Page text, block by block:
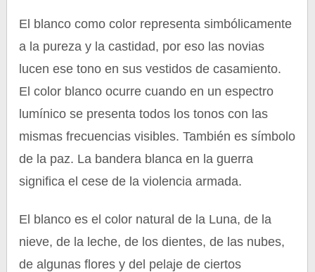
El blanco como color representa simbólicamente
a la pureza y la castidad, por eso las novias
lucen ese tono en sus vestidos de casamiento.
El color blanco ocurre cuando en un espectro
lumínico se presenta todos los tonos con las
mismas frecuencias visibles. También es símbolo
de la paz. La bandera blanca en la guerra
significa el cese de la violencia armada.
El blanco es el color natural de la Luna, de la
nieve, de la leche, de los dientes, de las nubes,
de algunas flores y del pelaje de ciertos